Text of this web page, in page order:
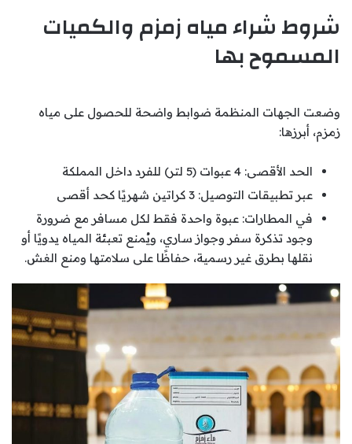
شروط شراء مياه زمزم والكميات
المسموح بها
وضعت الجهات المنظمة ضوابط واضحة للحصول على مياه
زمزم، أبرزها:
الحد الأقصى: 4 عبوات (5 لتر) للفرد داخل المملكة
عبر تطبيقات التوصيل: 3 كراتين شهريًا كحد أقصى
في المطارات: عبوة واحدة فقط لكل مسافر مع ضرورة
وجود تذكرة سفر وجواز ساري، ويُمنع تعبئة المياه يدويًا أو
نقلها بطرق غير رسمية، حفاظًا على سلامتها ومنع الغش.